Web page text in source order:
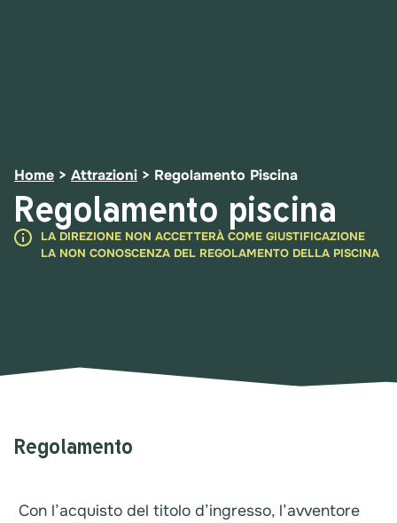
Home > Attrazioni > Regolamento Piscina
Regolamento piscina
LA DIREZIONE NON ACCETTERÀ COME GIUSTIFICAZIONE
LA NON CONOSCENZA DEL REGOLAMENTO DELLA PISCINA
Regolamento
Con l’acquisto del titolo d’ingresso, l’avventore